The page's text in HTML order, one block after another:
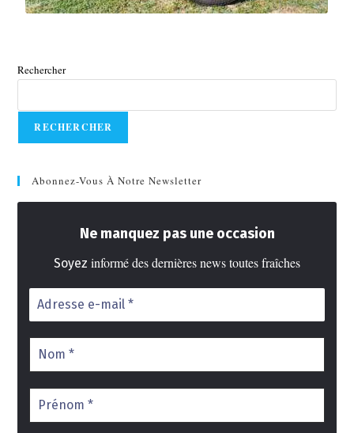
Rechercher
RECHERCHER
Abonnez-Vous À Notre Newsletter
Ne manquez pas une occasion
Soyez informé des dernières news toutes fraîches